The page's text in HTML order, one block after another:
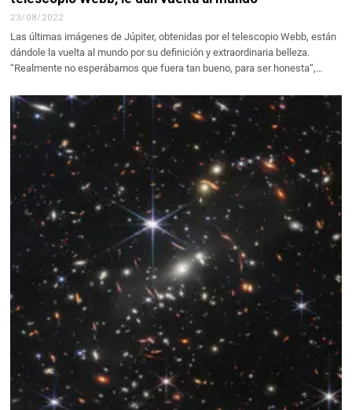
23/08/2022
Las últimas imágenes de Júpiter, obtenidas por el telescopio Webb, están
dándole la vuelta al mundo por su definición y extraordinaria belleza.
“Realmente no esperábamos que fuera tan bueno, para ser honesta“,…